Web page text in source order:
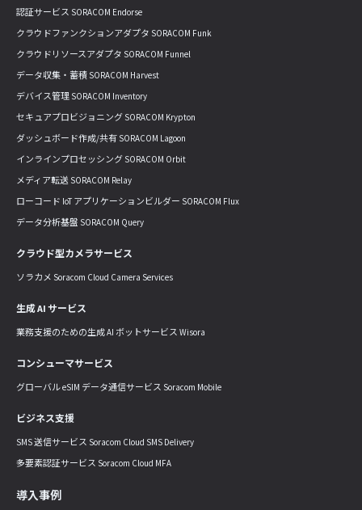
認証サービス SORACOM Endorse
クラウドファンクションアダプタ SORACOM Funk
クラウドリソースアダプタ SORACOM Funnel
データ収集・蓄積 SORACOM Harvest
デバイス管理 SORACOM Inventory
セキュアプロビジョニング SORACOM Krypton
ダッシュボード作成/共有 SORACOM Lagoon
インラインプロセッシング SORACOM Orbit
メディア転送 SORACOM Relay
ローコード IoT アプリケーションビルダー SORACOM Flux
データ分析基盤 SORACOM Query
クラウド型カメラサービス
ソラカメ Soracom Cloud Camera Services
生成 AI サービス
業務支援のための生成 AI ボットサービス Wisora
コンシューマサービス
グローバル eSIM データ通信サービス Soracom Mobile
ビジネス支援
SMS 送信サービス Soracom Cloud SMS Delivery
多要素認証サービス Soracom Cloud MFA
導入事例